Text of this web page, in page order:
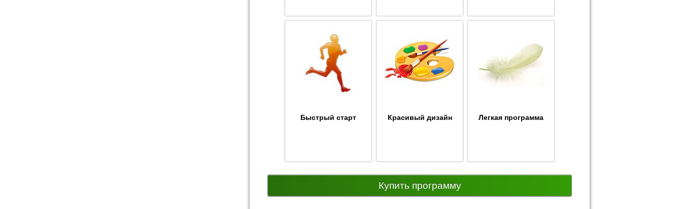
Быстрый старт Красивый дизайн Легкая программа
Купить программу